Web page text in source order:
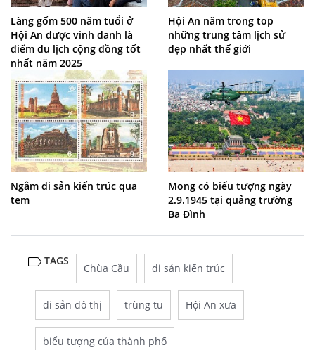
Làng gốm 500 năm tuổi ở
Hội An được vinh danh là
điểm du lịch cộng đồng tốt
nhất năm 2025
Hội An năm trong top
những trung tâm lịch sử
đẹp nhất thế giới
Ngắm di sản kiến trúc qua
tem
Mong có biểu tượng ngày
2.9.1945 tại quảng trường
Ba Đình
TAGS
Chùa Cầu di sản kiến trúc
di sản đô thị trùng tu Hội An xưa
biểu tượng của thành phố